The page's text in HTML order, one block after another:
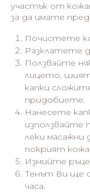
участък от
за да имате
Почистете
Разклатете
Ползвайте
лицето,
капки
придобиете.
Нанесете
използвайте
леки масажни
покрият
Измийте
Тенът Ви ще
часа.